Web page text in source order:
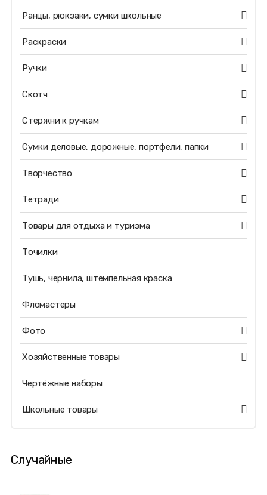
Ранцы, рюкзаки, сумки школьные
Раскраски
Ручки
Скотч
Стержни к ручкам
Сумки деловые, дорожные, портфели, папки
Творчество
Тетради
Товары для отдыха и туризма
Точилки
Тушь, чернила, штемпельная краска
Фломастеры
Фото
Хозяйственные товары
Чертёжные наборы
Школьные товары
Случайные